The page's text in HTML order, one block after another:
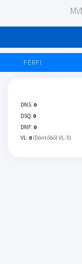
FÉRFI
DNS: 0
DSQ: 0
DNF: 0
VL: 0 (Döntőből VL: 0)